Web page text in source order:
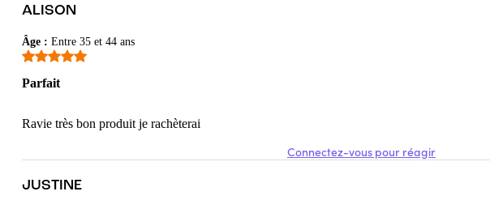
petite quantité. Sa fluidité peut surprendre un peu mais on s’habitue et on ne peut plus
je ne jure que part ce lubrifiant !
ALISON
Âge: Entre 35 et 44 ans
Parfait
Ravie très bon produit je rachèterai
Connectez-vous pour réagir
JUSTINE